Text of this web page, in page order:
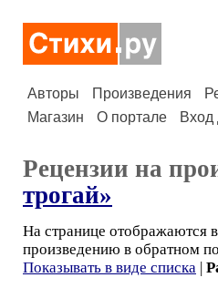
Авторы Произведения
Магазин
О портале Вход
Рецензии на
трогай»
На странице отображаются
произведению в обратном
Показывать в виде списка |